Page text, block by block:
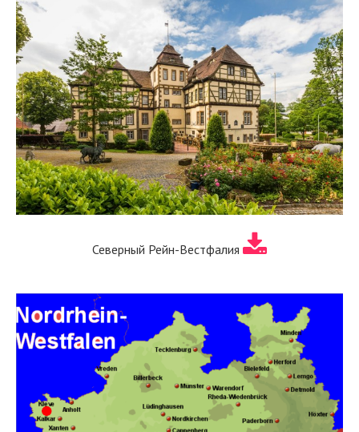
Северный Рейн-Вестфалия